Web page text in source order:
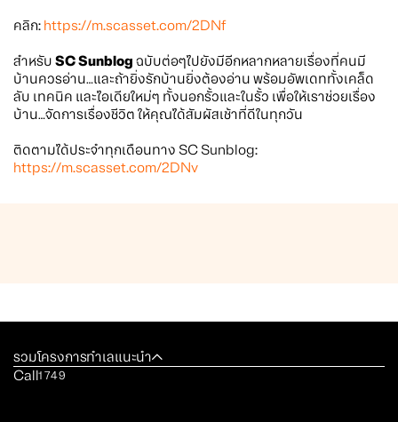
คลิก: https://m.scasset.com/2DNf
สำหรับ SC Sunblog ฉบับต่อๆไปยังมีอีกหลากหลายเรื่องที่คนมี
บ้านควรอ่าน…และถ้ายิ่งรักบ้านยิ่งต้องอ่าน พร้อมอัพเดททั้งเคล็ด
ลับ เทคนิค และไอเดียใหม่ๆ ทั้งนอกรั้วและในรั้ว เพื่อให้เราช่วยเรื่อง
บ้าน…จัดการเรื่องชีวิต ให้คุณได้สัมผัสเช้าที่ดีในทุกวัน
ติดตามได้ประจำทุกเดือนทาง SC Sunblog:
https://m.scasset.com/2DNv
รวมโครงการทำเลแนะนำ
Call1749